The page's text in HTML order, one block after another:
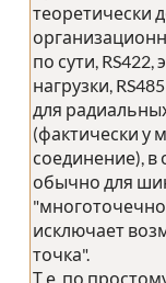
теоретически
по сути,
нагрузки,
для
(фактически у
соединение), в
обычно для
исключает
точка".
Т.е. по